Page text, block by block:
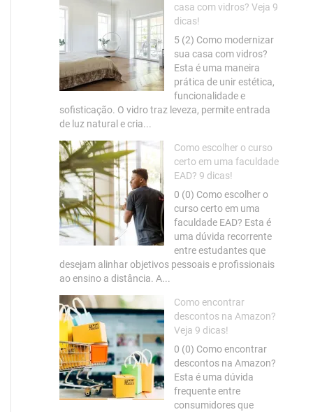
casa com vidros? Veja 9
dicas!
5 (2) Como modernizar
sua casa com vidros?
Esta é uma maneira
prática de unir estética,
funcionalidade e
sofisticação. O vidro traz leveza, permite entrada
de luz natural e cria...
Como escolher o curso
certo em uma faculdade
EAD? 9 dicas!
0 (0) Como escolher o
curso certo em uma
faculdade EAD? Esta é
uma dúvida recorrente
entre estudantes que
desejam alinhar objetivos pessoais e profissionais
ao ensino a distância. A...
Como encontrar
descontos na Amazon?
Veja 9 dicas!
0 (0) Como encontrar
descontos na Amazon?
Esta é uma dúvida
frequente entre
consumidores que